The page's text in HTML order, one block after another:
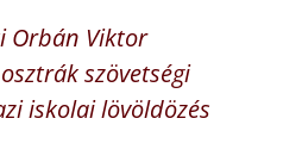
Orbán Viktor
szövetségi
iskolai lövöldözés